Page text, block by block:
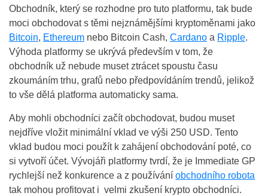
Obchodník, který se rozhodne pro tuto platformu, tak bude
moci obchodovat s těmi nejznámějšími kryptoměnami jako
Bitcoin, Ethereum nebo Bitcoin Cash, Cardano a Ripple.
Výhoda platformy se ukrývá především v tom, že
obchodník už nebude muset ztrácet spoustu času
zkoumáním trhu, grafů nebo předpovídáním trendů, jelikož
to vše dělá platforma automaticky sama.
Aby mohli obchodníci začít obchodovat, budou muset
nejdříve vložit minimální vklad ve výši 250 USD. Tento
vklad budou moci použít k zahájení obchodování poté, co
si vytvoří účet. Vývojáři platformy tvrdí, že je Immediate GP
rychlejší než konkurence a z používání obchodního robota
tak mohou profitovat i velmi zkušení krypto obchodníci.